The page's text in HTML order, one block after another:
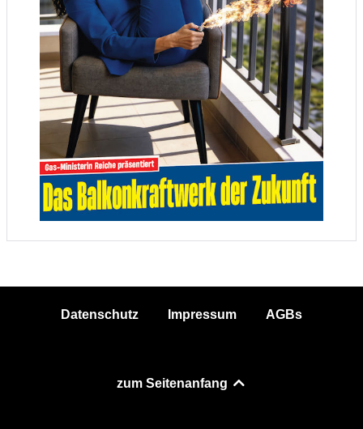
Datenschutz Impressum AGBs
zum Seitenanfang